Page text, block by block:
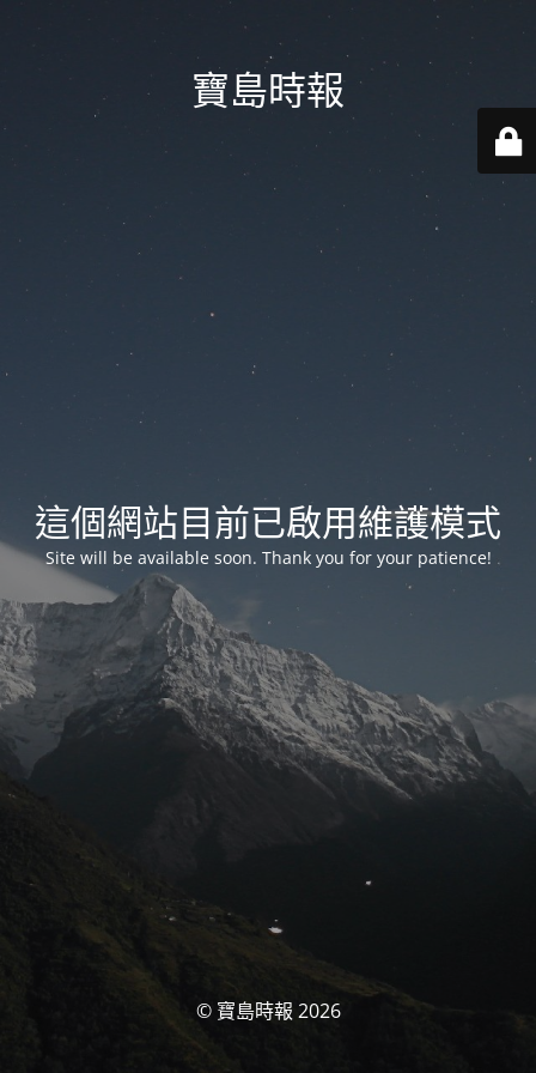
寶島時報
這個網站目前已啟用維護模式
Site will be available soon. Thank you for your patience!
© 寶島時報 2026